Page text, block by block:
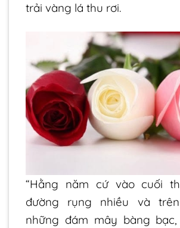
trải vàng lá thu rơi.
“Hằng năm cứ vào cuối
đường rụng nhiều và
những đám mây bàng